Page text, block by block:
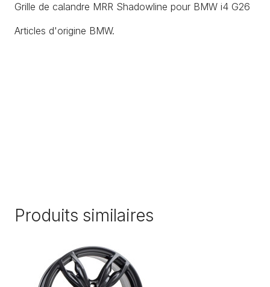
Grille de calandre MRR Shadowline pour BMW i4 G26
Articles d'origine BMW.
Produits similaires